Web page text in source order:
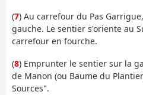
(7) Au carrefour du Pas
gauche. Le sentier s'oriente au
carrefour en fourche.
(8) Emprunter le sentier sur la
de Manon (ou Baume du
Sources".